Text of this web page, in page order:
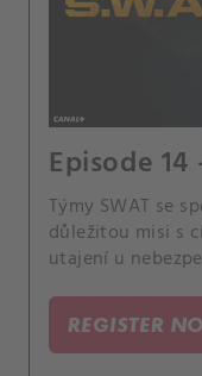
Episode
Týmy SWAT se
důležitou misi s
utajení u
REGISTER